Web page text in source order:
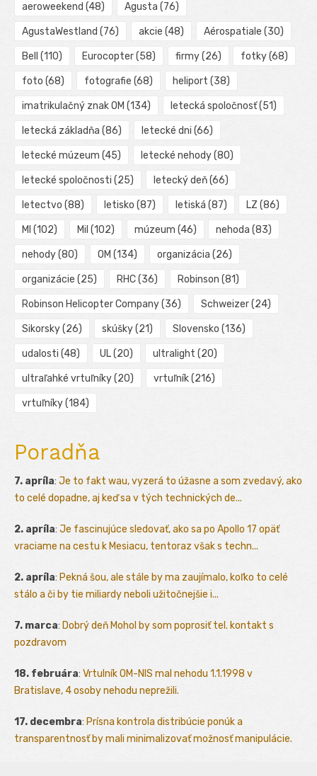
aeroweekend (48) Agusta (76)
AgustaWestland (76) akcie (48) Aérospatiale (30)
Bell (110) Eurocopter(58) firmy(26) fotky(68)
foto (68) fotografie (68) heliport (38)
imatrikulačný znak OM (134) letecká spoločnosť(51)
letecká základňa (86) letecké dni (66)
letecké múzeum (45) letecké nehody(80)
letecké spoločnosti (25) letecký deň(66)
letectvo (88) letisko (87) letiská (87) LZ (86)
MI (102) Mil (102) múzeum (46) nehoda (83)
nehody(80) OM (134) organizácia (26)
organizácie (25) RHC(36) Robinson (81)
Robinson Helicopter Company(36) Schweizer(24)
Sikorsky(26) skúšky(21) Slovensko (136)
udalosti (48) UL(20) ultralight (20)
ultraľahké vrtuľníky(20) vrtuľník(216)
vrtuľníky(184)
Poradňa
7. apríla: Je to fakt wau, vyzerá to úžasne a som zvedavý, ako
to celé dopadne, aj keď sa v tých technických de...
2. apríla: Je fascinujúce sledovať, ako sa po Apollo 17 opäť
vraciame na cestu k Mesiacu, tentoraz však s techn...
2. apríla: Pekná šou, ale stále by ma zaujímalo, koľko to celé
stálo a či by tie miliardy neboli užitočnejšie i...
7. marca: Dobrý deň Mohol by som poprosiť tel. kontakt s
pozdravom
18. februára: Vrtulník OM-NIS mal nehodu 1.1.1998 v
Bratislave, 4 osoby nehodu neprežili.
17. decembra: Prísna kontrola distribúcie ponúk a
transparentnosť by mali minimalizovať možnosť manipulácie.